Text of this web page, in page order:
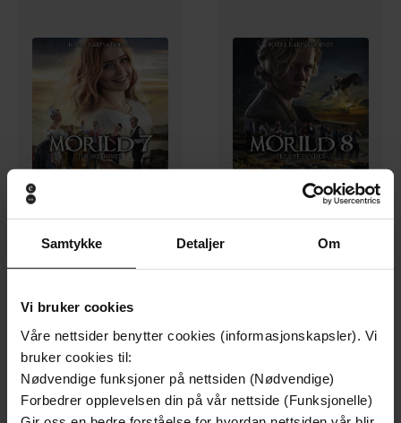
Samtykke Detaljer Om
Vi bruker cookies
Våre nettsider benytter cookies (informasjonskapsler). Vi
bruker cookies til:
Nødvendige funksjoner på nettsiden (Nødvendige)
Forbedrer opplevelsen din på vår nettside (Funksjonelle)
179,-
Falske toner
Torill Karina Børnes
179,-
Skjulte synder
Torill Karina Børnes